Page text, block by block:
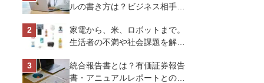
ルの書き方は？ビジネス相手に
トを解説
家電から、米、ロボットまで。
生活者の不満や社会課題を解決
スオーヤマ株式会社
統合報告書とは？有価証券報告
書・アニュアルレポートとの違